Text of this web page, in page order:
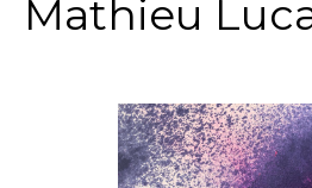
Mathieu